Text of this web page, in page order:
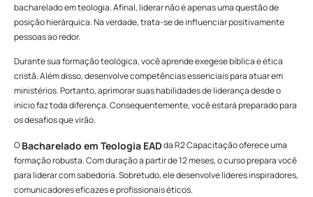
bacharelado em teologia. Afinal, liderar não é apenas uma questão de
posição hierárquica. Na verdade, trata-se de influenciar positivamente
pessoas ao redor.
Durante sua formação teológica, você aprende exegese bíblica e ética
cristã. Além disso, desenvolve competências essenciais para atuar em
ministérios. Portanto, aprimorar suas habilidades de liderança desde o
início faz toda diferença. Consequentemente, você estará preparado para
os desafios que virão.
OBacharelado em Teologia EADda R2 Capacitação oferece uma
formação robusta. Com duração a partir de 12 meses, o curso prepara você
para liderar com sabedoria. Sobretudo, ele desenvolve líderes inspiradores,
comunicadores eficazes e profissionais éticos.